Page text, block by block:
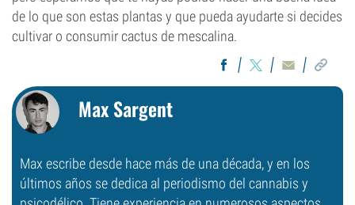
de lo que son estas plantas y que pueda ayudarte si decides
cultivar o consumir cactus de mescalina.
Max Sargent
Max escribe desde hace más de una década, y en los
últimos años se dedica al periodismo del cannabis y